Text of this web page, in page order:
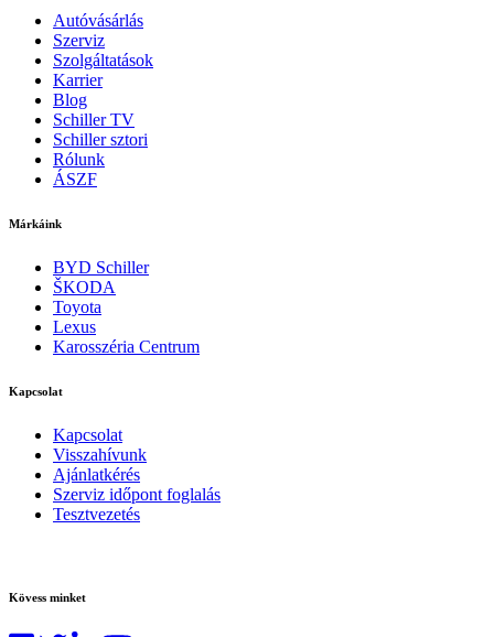
Autóvásárlás
Szerviz
Szolgáltatások
Karrier
Blog
Schiller TV
Schiller sztori
Rólunk
ÁSZF
Márkáink
BYD Schiller
ŠKODA
Toyota
Lexus
Karosszéria Centrum
Kapcsolat
Kapcsolat
Visszahívunk
Ajánlatkérés
Szerviz időpont foglalás
Tesztvezetés
Kövess minket